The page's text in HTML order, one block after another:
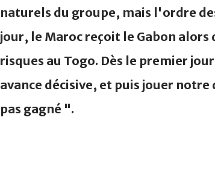
naturels du groupe, mais l'ordre
jour, le Maroc reçoit le Gabon
risques au Togo. Dès le premier
avance décisive, et puis jouer notre
pas gagné ".